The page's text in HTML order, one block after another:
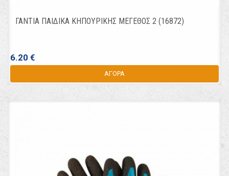
ΓΑΝΤΙΑ ΠΑΙΔΙΚΑ ΚΗΠΟΥΡΙΚΗΣ ΜΕΓΕΘΟΣ 2 (16872)
6.20 €
ΑΓΟΡΑ